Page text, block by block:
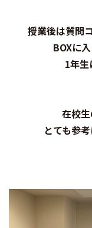
授業後は質問
BOXに
1年生
在校
とても参